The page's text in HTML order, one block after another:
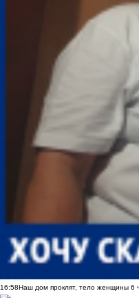
16:58Наш дом проклят, тело женщины 6